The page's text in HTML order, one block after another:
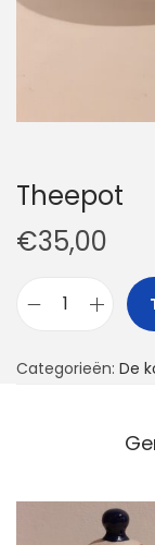
Theepot
€35,00
e
t
Categorieën: De